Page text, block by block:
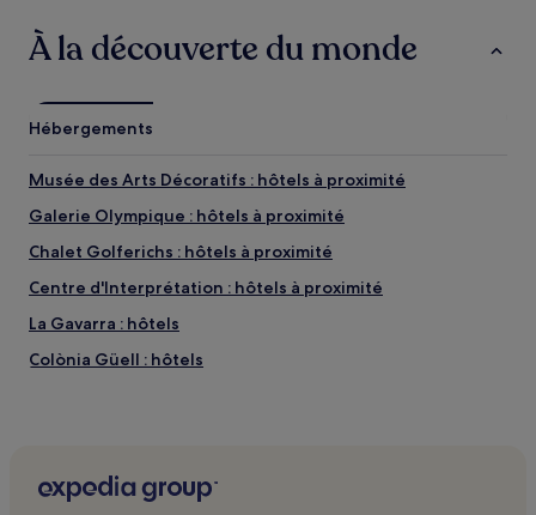
À la découverte du monde
Hébergements
Musée des Arts Décoratifs : hôtels à proximité
Galerie Olympique : hôtels à proximité
Chalet Golferichs : hôtels à proximité
Centre d'Interprétation : hôtels à proximité
La Gavarra : hôtels
Colònia Güell : hôtels
L'hospitalet de Llobregat : hôtels 2 étoiles